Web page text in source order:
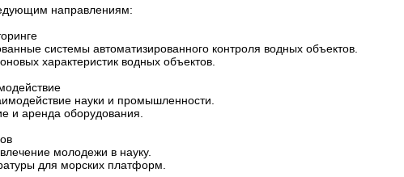
направлениям:
системы автоматизированного контроля водных объектов.
характеристик водных объектов.
науки и промышленности.
и аренда оборудования.
молодежи в науку.
для морских платформ.